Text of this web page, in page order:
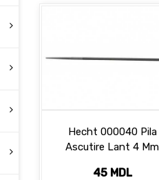
Hecht 000040 Pila
Ascutire Lant 4 Mm
45 MDL